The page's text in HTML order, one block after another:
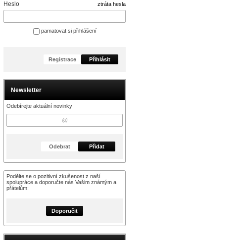
Heslo ztráta hesla
pamatovat si přihlášení
Registrace Přihlásit
Newsletter
Odebírejte aktuální novinky
Odebrat Přidat
Podělte se o pozitivní zkušenost z naší
spolupráce a doporučte nás Vašim známým a
přátelům:
Doporučit